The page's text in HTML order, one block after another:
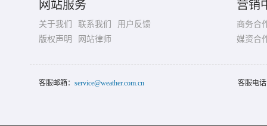
网站服务
关于我们 联系我们
用户反馈
版权声明
网站律师
营销
商务合
媒资合
客服邮箱： service@weather.com.cn 客服电